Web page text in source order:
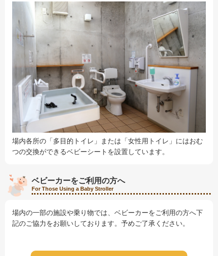
場内各所の「多目的トイレ」または「女性用トイレ」にはおむ
つの交換ができるベビーシートを設置しています。
ベビーカーをご利用の方へ
For Those Using a Baby Stroller
場内の一部の施設や乗り物では、ベビーカーをご利用の方へ下
記のご協力をお願いしております。予めご了承ください。